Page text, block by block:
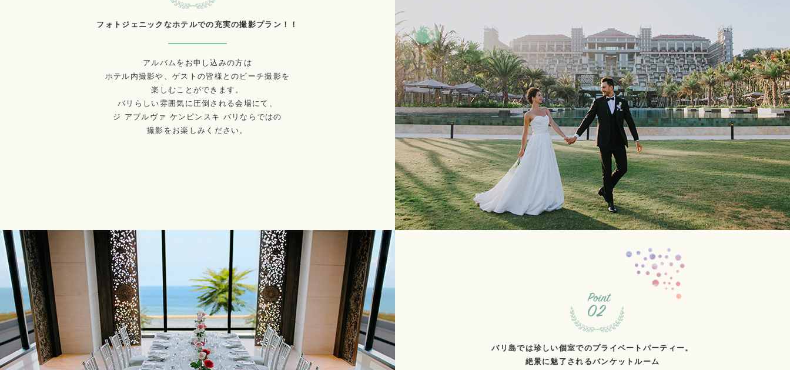
フォトジェニックなホテルでの充実の撮影プラン！！
アルバムをお申し込みの方は
ホテル内撮影や、ゲストの皆様とのビーチ撮影を
楽しむことができます。
バリらしい雰囲気に圧倒される会場にて、
ジ アプルヴァ ケンピンスキ バリならではの
撮影をお楽しみください。
バリ島では珍しい個室でのプライベートパーティー。
絶景に魅了されるバンケットルーム